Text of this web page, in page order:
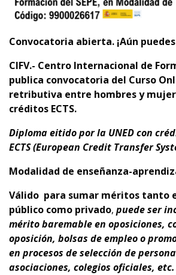
Convocatoria abierta. ¡Aún
CIFV.- Centro Internacional de
publica convocatoria del Curso
retributiva entre hombres y
créditos ECTS.
Diploma eitido por la UNED con
ECTS (European Credit Transfer
Modalidad de enseñanza-
Válido para sumar méritos tanto
público como privado, puede ser
mérito baremable en oposiciones,
oposición, bolsas de empleo o
en procesos de selección de
asociaciones, colegios oficiales, etc.